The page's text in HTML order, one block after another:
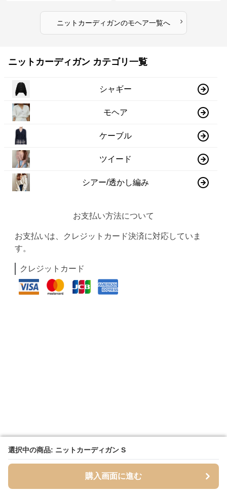
選択中の商品: ニットカーディガン S
購入画面に進む
選択中の商品: ニットカーディガン S
購入画面に進む
ニットカーディガンのモヘア一覧へ ›
ニットカーディガン カテゴリ一覧
シャギー
モヘア
ケーブル
ツイード
シアー/透かし編み
お支払い方法について
お支払いは、クレジットカード決済に対応していま
す。
クレジットカード